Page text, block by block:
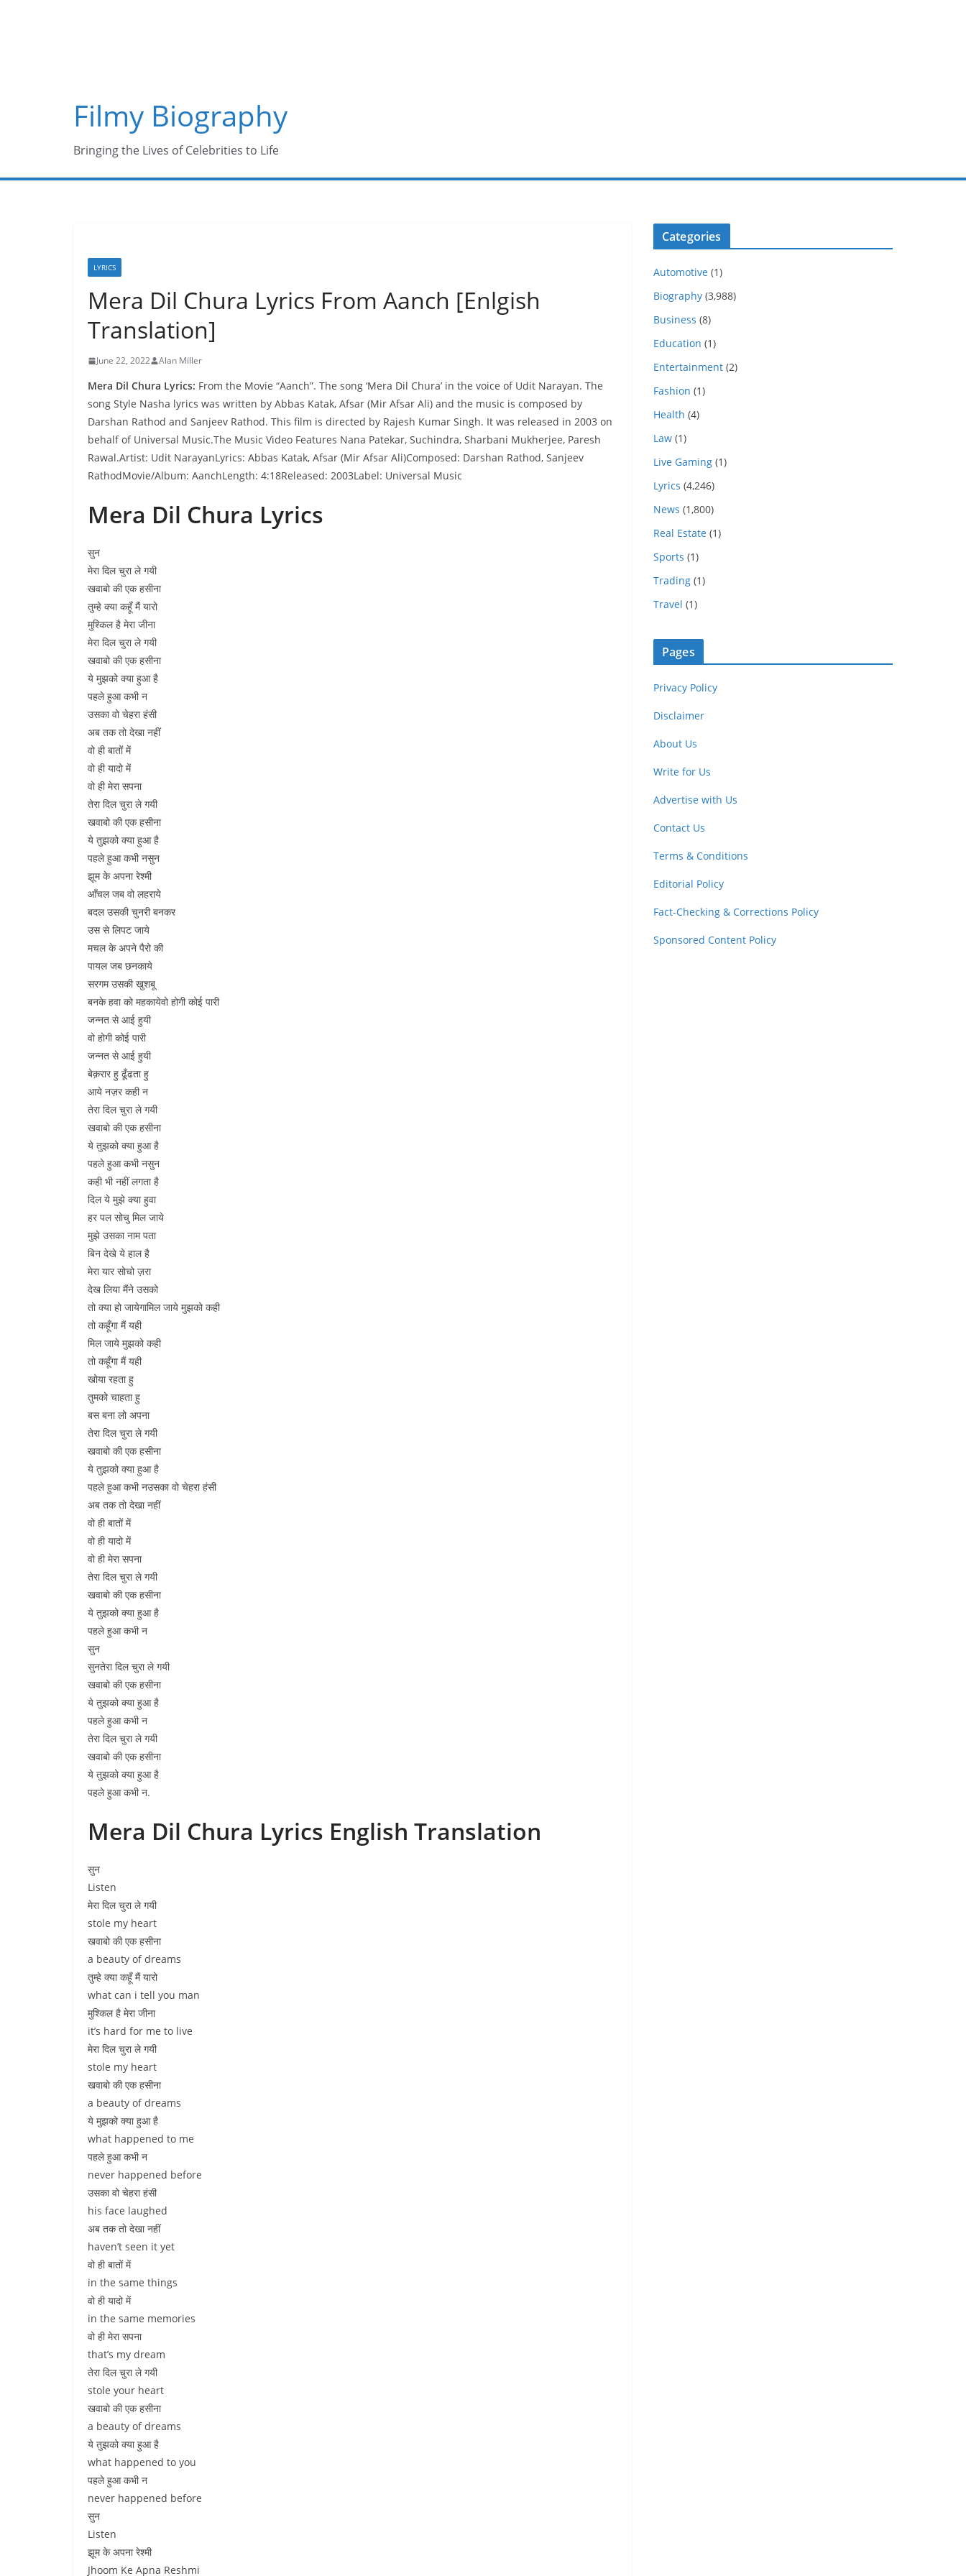
Filmy Biography
Bringing the Lives of Celebrities to Life
LYRICS
Mera Dil Chura Lyrics From Aanch [Enlgish
Translation]
June 22, 2022 Alan Miller
Mera Dil Chura Lyrics: From the Movie “Aanch”. The song ‘Mera Dil Chura’ in the voice of Udit Narayan. The
song Style Nasha lyrics was written by Abbas Katak, Afsar (Mir Afsar Ali) and the music is composed by
Darshan Rathod and Sanjeev Rathod. This film is directed by Rajesh Kumar Singh. It was released in 2003 on
behalf of Universal Music.The Music Video Features Nana Patekar, Suchindra, Sharbani Mukherjee, Paresh
Rawal.Artist: Udit NarayanLyrics: Abbas Katak, Afsar (Mir Afsar Ali)Composed: Darshan Rathod, Sanjeev
RathodMovie/Album: AanchLength: 4:18Released: 2003Label: Universal Music
Mera Dil Chura Lyrics
सुन
मेरा दिल चुरा ले गयी
खवाबो की एक हसीना
तुम्हे क्या कहूँ मैं यारो
मुश्किल है मेरा जीना
मेरा दिल चुरा ले गयी
खवाबो की एक हसीना
ये मुझको क्या हुआ है
पहले हुआ कभी न
उसका वो चेहरा हंसी
अब तक तो देखा नहीं
वो ही बातों में
वो ही यादो में
वो ही मेरा सपना
तेरा दिल चुरा ले गयी
खवाबो की एक हसीना
ये तुझको क्या हुआ है
पहले हुआ कभी नसुन
झूम के अपना रेश्मी
आँचल जब वो लहराये
बदल उसकी चुनरी बनकर
उस से लिपट जाये
मचल के अपने पैरो की
पायल जब छनकाये
सरगम उसकी खुशबू
बनके हवा को महकायेवो होगी कोई पारी
जन्नत से आई हुयी
वो होगी कोई पारी
जन्नत से आई हुयी
बेक़रार हु ढूँढता हु
आये नज़र कही न
तेरा दिल चुरा ले गयी
खवाबो की एक हसीना
ये तुझको क्या हुआ है
पहले हुआ कभी नसुन
कही भी नहीं लगता है
दिल ये मुझे क्या हुवा
हर पल सोचु मिल जाये
मुझे उसका नाम पता
बिन देखे ये हाल है
मेरा यार सोचो ज़रा
देख लिया मैंने उसको
तो क्या हो जायेगामिल जाये मुझको कही
तो कहूँगा मैं यही
मिल जाये मुझको कही
तो कहूँगा मैं यही
खोया रहता हु
तुमको चाहता हु
बस बना लो अपना
तेरा दिल चुरा ले गयी
खवाबो की एक हसीना
ये तुझको क्या हुआ है
पहले हुआ कभी नउसका वो चेहरा हंसी
अब तक तो देखा नहीं
वो ही बातों में
वो ही यादो में
वो ही मेरा सपना
तेरा दिल चुरा ले गयी
खवाबो की एक हसीना
ये तुझको क्या हुआ है
पहले हुआ कभी न
सुन
सुनतेरा दिल चुरा ले गयी
खवाबो की एक हसीना
ये तुझको क्या हुआ है
पहले हुआ कभी न
तेरा दिल चुरा ले गयी
खवाबो की एक हसीना
ये तुझको क्या हुआ है
पहले हुआ कभी न.
Mera Dil Chura Lyrics English Translation
सुन
Listen
मेरा दिल चुरा ले गयी
stole my heart
खवाबो की एक हसीना
a beauty of dreams
तुम्हे क्या कहूँ मैं यारो
what can i tell you man
मुश्किल है मेरा जीना
it’s hard for me to live
मेरा दिल चुरा ले गयी
stole my heart
खवाबो की एक हसीना
a beauty of dreams
ये मुझको क्या हुआ है
what happened to me
पहले हुआ कभी न
never happened before
उसका वो चेहरा हंसी
his face laughed
अब तक तो देखा नहीं
haven’t seen it yet
वो ही बातों में
in the same things
वो ही यादो में
in the same memories
वो ही मेरा सपना
that’s my dream
तेरा दिल चुरा ले गयी
stole your heart
खवाबो की एक हसीना
a beauty of dreams
ये तुझको क्या हुआ है
what happened to you
पहले हुआ कभी न
never happened before
सुन
Listen
झूम के अपना रेश्मी
Jhoom Ke Apna Reshmi
Categories
Automotive (1)
Biography (3,988)
Business (8)
Education (1)
Entertainment (2)
Fashion (1)
Health (4)
Law (1)
Live Gaming (1)
Lyrics (4,246)
News (1,800)
Real Estate (1)
Sports (1)
Trading (1)
Travel (1)
Pages
Privacy Policy
Disclaimer
About Us
Write for Us
Advertise with Us
Contact Us
Terms & Conditions
Editorial Policy
Fact-Checking & Corrections Policy
Sponsored Content Policy